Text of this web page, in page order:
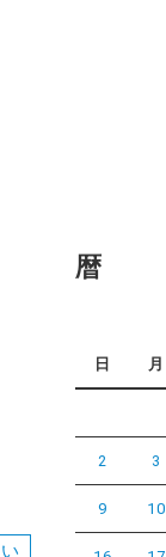
暦
日 月
2 3
9 10